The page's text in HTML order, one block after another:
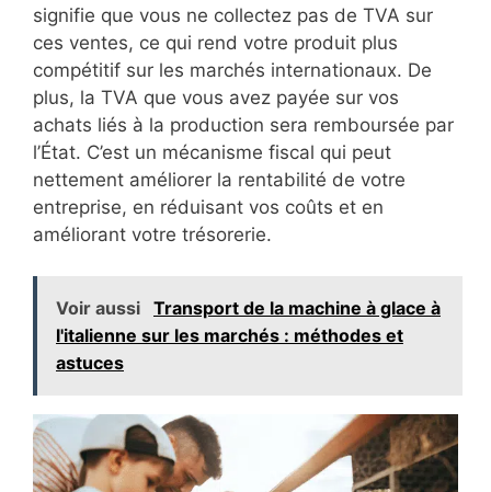
signifie que vous ne collectez pas de TVA sur
ces ventes, ce qui rend votre produit plus
compétitif sur les marchés internationaux. De
plus, la TVA que vous avez payée sur vos
achats liés à la production sera remboursée par
l’État. C’est un mécanisme fiscal qui peut
nettement améliorer la rentabilité de votre
entreprise, en réduisant vos coûts et en
améliorant votre trésorerie.
Voir aussi Transport de la machine à glace à
l'italienne sur les marchés : méthodes et
astuces